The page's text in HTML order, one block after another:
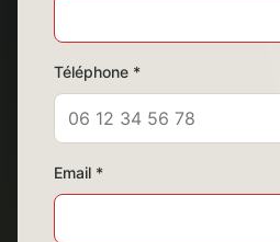
Téléphone *
Email *